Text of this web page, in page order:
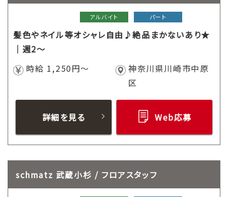
アルバイト パート
髪色やネイル等オシャレ自由♪絶品まかないあり★
｜週2～
時給 1,250円～
神奈川県川崎市中原
区
詳細を見る Web応募
schmatz 武蔵小杉 / フロアスタッフ